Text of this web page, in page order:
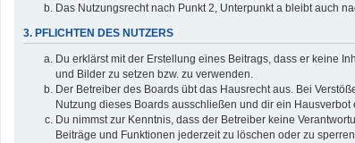
Das Nutzungsrecht nach Punkt 2, Unterpunkt a bleibt auch
3. PFLICHTEN DES NUTZERS
Du erklärst mit der Erstellung eines Beitrags, dass er keine
und Bilder zu setzen bzw. zu verwenden.
Der Betreiber des Boards übt das Hausrecht aus. Bei
Nutzung dieses Boards ausschließen und dir ein Hausverbot
Du nimmst zur Kenntnis, dass der Betreiber keine
Beiträge und Funktionen jederzeit zu löschen oder zu